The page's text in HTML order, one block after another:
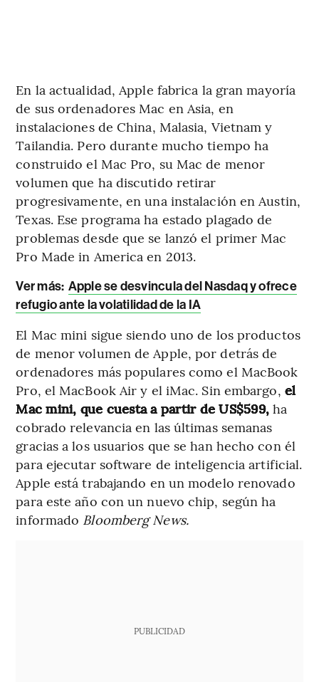
En la actualidad, Apple fabrica la gran mayoría
de sus ordenadores Mac en Asia, en
instalaciones de China, Malasia, Vietnam y
Tailandia. Pero durante mucho tiempo ha
construido el Mac Pro, su Mac de menor
volumen que ha discutido retirar
progresivamente, en una instalación en Austin,
Texas. Ese programa ha estado plagado de
problemas desde que se lanzó el primer Mac
Pro Made in America en 2013.
Ver más: Apple se desvincula del Nasdaq y ofrece
refugio ante la volatilidad de la IA
El Mac mini sigue siendo uno de los productos
de menor volumen de Apple, por detrás de
ordenadores más populares como el MacBook
Pro, el MacBook Air y el iMac. Sin embargo, el
Mac mini, que cuesta a partir de US$599,ha
cobrado relevancia en las últimas semanas
gracias a los usuarios que se han hecho con él
para ejecutar software de inteligencia artificial.
Apple está trabajando en un modelo renovado
para este año con un nuevo chip, según ha
informado Bloomberg News.
PUBLICIDAD